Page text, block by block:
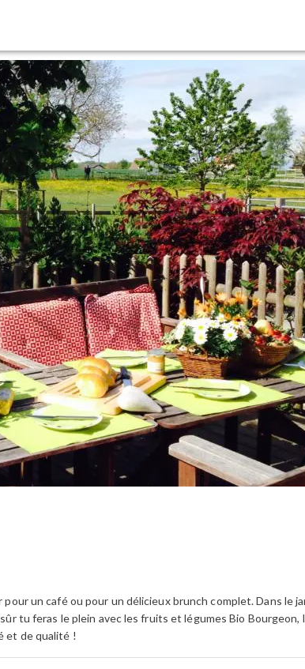
un café ou pour un délicieux brunch complet. Dans le
tu feras le plein avec les fruits et légumes Bio Bourgeon,
et de qualité !